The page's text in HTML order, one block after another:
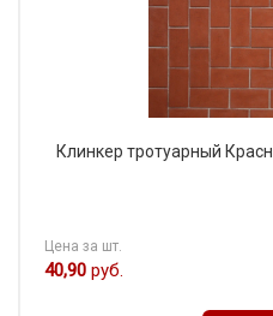
Клинкер тротуарный
Цена за шт.
40,90 руб.